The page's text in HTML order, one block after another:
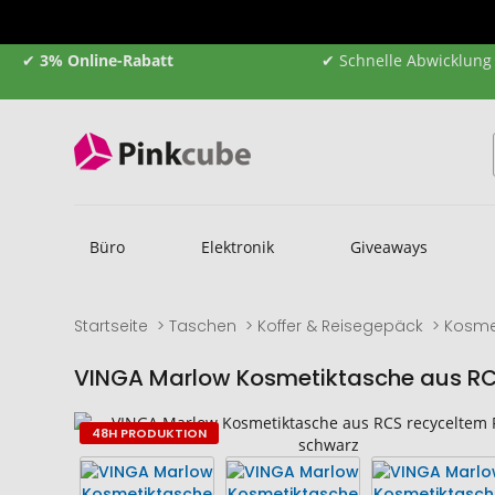
✔ 3% Online-Rabatt ✔ Schnelle Abwicklung
Büro Elektronik Giveaways
Startseite Taschen Koffer & Reisegepäck
VINGA Marlow Kosmetiktasche aus
Zum
Ende
der
Bildgalerie
Zum
Anfang
der
Bildgalerie
48H PRODUKTION